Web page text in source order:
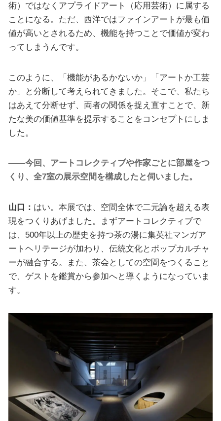
術）ではなくアプライドアート（応用芸術）に属する
ことになる。ただ、西洋ではファインアートが最も価
値が高いとされるため、機能を持つことで価値が変わ
ってしまうんです。
このように、「機能があるかないか」「アートか工芸
か」と分断して考えられてきました。そこで、私たち
はあえて分断せず、両者の関係を捉え直すことで、新
たな美の価値基準を提示することをコンセプトにしま
した。
――今回、アートコレクティブや作家ごとに部屋をつ
くり、全7室の展示空間を構成したと伺いました。
山口： はい。本展では、空間全体で二元論を超える表
現をつくりあげました。まずアートコレクティブで
は、500年以上の歴史を持つ茶の湯に集英社マンガア
ートヘリテージが加わり、伝統文化とポップカルチャ
ーが融合する。また、茶会としての空間をつくること
で、ゲストを鑑賞から参加へと導くようになっていま
す。